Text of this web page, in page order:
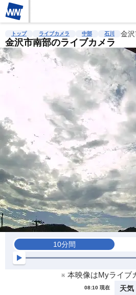
雨雲レーダー 台風情報 地震情報
トップ ライブカメラ 中部 石川 金
金沢市南部のライブカメラ
10分間
※ 本映像はMyライブ
08:10 現在 天気